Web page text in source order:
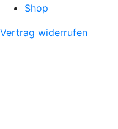
Shop
Vertrag widerrufen